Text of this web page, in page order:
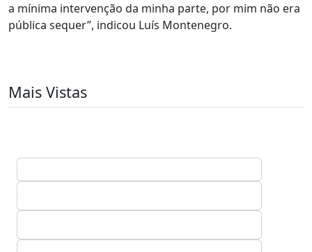
a mínima intervenção da minha parte, por mim não era
pública sequer”, indicou Luís Montenegro.
Mais Vistas